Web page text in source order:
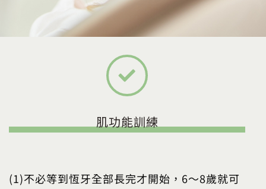
肌功能訓練
(1)不必等到恆牙全部長完才開始，6～8歲就可